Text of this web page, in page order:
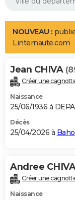
Aménagement intérieur
LIFESTYLE
Art de vivre
Bien-être
Loisirs
Mode
Modes de vie
Alimentation
Guide de la santé
Maladies
Médicaments
Sommeil
VOYAGE
Destinations
City break
Voyage nature
Voyage de noces
Forum
Climat
+PHOTO
GUIDES D'ACHAT
BONS PLANS
Carte de Noël
Carte Bonne année
Carte Saint-Valentin
Carte Pâques
Carte d'anniversaire
DICTIONNAIRE
Dictionnaire
Biographies
Citations
Expressions
Proverbes
PROGRAMME TV
NOUVEAU :
Linternaute.com
Jean CHIVA
Créer une
Naissance
25/06/1936 à
Décès
25/04/2026 à Baho
Andree
Créer une
Naissance